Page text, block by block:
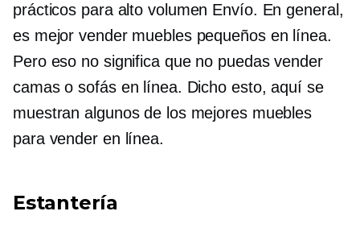
prácticos para alto volumen Envío. En general,
es mejor vender muebles pequeños en línea.
Pero eso no significa que no puedas vender
camas o sofás en línea. Dicho esto, aquí se
muestran algunos de los mejores muebles
para vender en línea.
Estantería